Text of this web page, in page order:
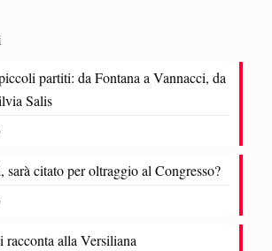
partiti: da Fontana a Vannacci, da
Salis
citato per oltraggio al Congresso?
racconta alla Versiliana